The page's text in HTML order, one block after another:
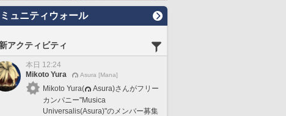
ュニティウォール
アクティビティ
本日 12:24
Mikoto Yura
Asura [Mana]
Mikoto Yura(
Asura)さんがフリー
カンパニー"Musica
Universalis(Asura)"のメンバー募集